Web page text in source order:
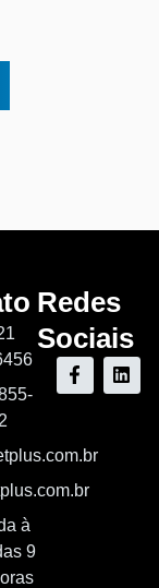
à
9
Redes
Sociais